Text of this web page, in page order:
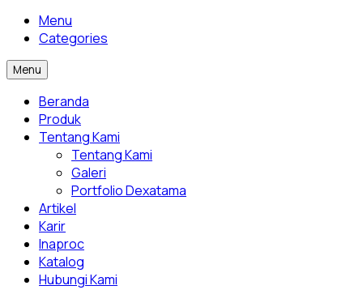
Menu
Categories
Menu
Beranda
Produk
Tentang Kami
Tentang Kami
Galeri
Portfolio Dexatama
Artikel
Karir
Inaproc
Katalog
Hubungi Kami